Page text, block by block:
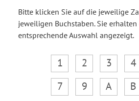
Bitte klicken Sie auf die jeweilige
jeweiligen Buchstaben. Sie
entsprechende Auswahl angezeigt.
1 2 3 4
7
9 A B